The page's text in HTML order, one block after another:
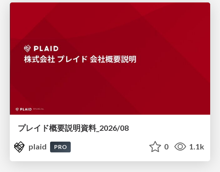
プレイド概要説明資料_2026/08
plaid
PRO 0 1.1k